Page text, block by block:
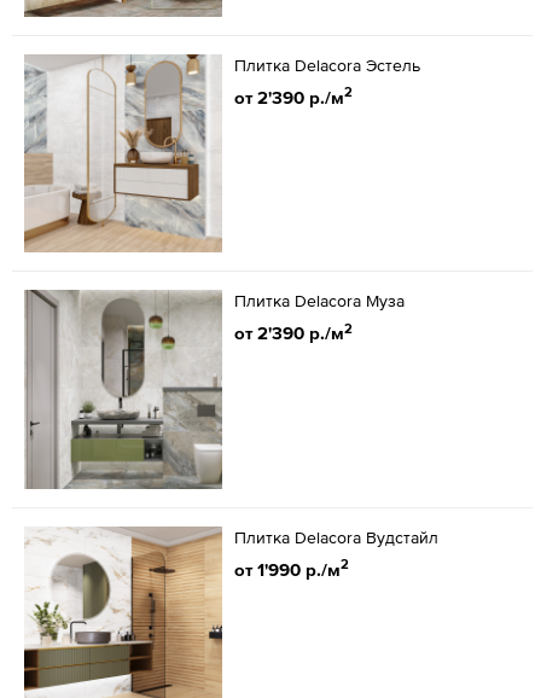
Плитка Delacora Эстель
от 2'390 р./м2
Плитка Delacora Муза
от 2'390 р./м2
Плитка Delacora Вудстайл
от 1'990 р./м2